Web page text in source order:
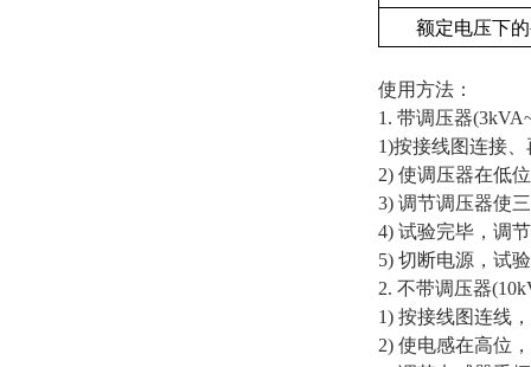
额定电压下
使用方法：
1. 带调压器
1)按接线图连接
2) 使调压器在低
3) 调节调压器使
4) 试验完毕，调
5) 切断电源，试
2. 不带调压器
1) 按接线图连线
2) 使电感在高位